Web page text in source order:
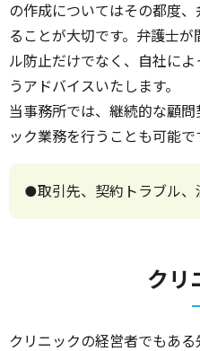
の作成についてはその都度
ることが大切です。弁護士
ル防止だけでなく、自社に
うアドバイスいたします。
当事務所では、継続的な顧
ック業務を行うことも可能で
●取引先、契約トラブル、
クリ
クリニックの経営者でもあ